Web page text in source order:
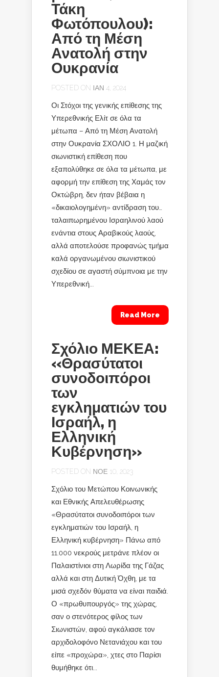
Τάκη
Φωτόπουλου):
Από τη Μέση
Ανατολή στην
Ουκρανία
POSTED ON ΙΑΝ 4, 2024
Οι Στόχοι της γενικής επίθεσης της
Υπερεθνικής Ελίτ σε όλα τα
μέτωπα – Από τη Μέση Ανατολή
στην Ουκρανία ΣΧΟΛΙΟ 1. Η μαζική
σιωνιστική επίθεση που
εξαπολύθηκε σε όλα τα μέτωπα, με
αφορμή την επίθεση της Χαμάς τον
Οκτώβρη, δεν ήταν βέβαια η
«δικαιολογημένη» αντίδραση του…
ταλαιπωρημένου Ισραηλινού λαού
ενάντια στους Αραβικούς λαούς,
αλλά αποτελούσε προφανώς τμήμα
καλά οργανωμένου σιωνιστικού
σχεδίου σε αγαστή σύμπνοια με την
Υπερεθνική...
Read More
Σχόλιο ΜΕΚΕΑ:
«Θρασύτατοι
συνοδοιπόροι
των
εγκληματιών του
Ισραήλ, η
Ελληνική
Κυβέρνηση»
POSTED ON ΝΟΈ 10, 2023
Σχόλιο του Μετώπου Κοινωνικής
και Εθνικής Απελευθέρωσης
«Θρασύτατοι συνοδοιπόροι των
εγκληματιών του Ισραήλ, η
Ελληνική κυβέρνηση» Πάνω από
11.000 νεκρούς μετράνε πλέον οι
Παλαιστίνιοι στη Λωρίδα της Γάζας
αλλά και στη Δυτική Όχθη, με τα
μισά σχεδόν θύματα να είναι παιδιά.
Ο «πρωθυπουργός» της χώρας,
σαν ο στενότερος φίλος των
Σιωνιστών, αφού αγκάλιασε τον
αρχιδολοφόνο Νετανιάχου και του
είπε «προχώρα», χτες στο Παρίσι
θυμήθηκε ότι...